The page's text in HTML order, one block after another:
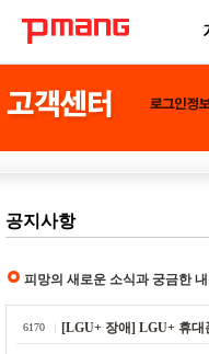
공지사항
피망의 새로운 소식과 궁금한
6170 [LGU+ 장애] LGU+ 휴대